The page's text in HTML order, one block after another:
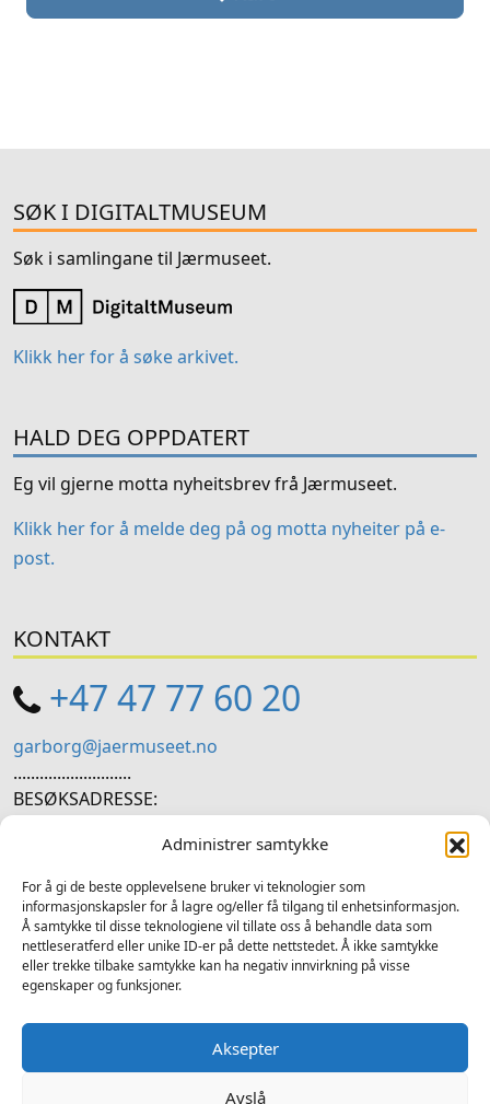
Administrer samtykke
For å gi de beste opplevelsene bruker vi teknologier som
informasjonskapsler for å lagre og/eller få tilgang til enhetsinformasjon.
Å samtykke til disse teknologiene vil tillate oss å behandle data som
nettleseratferd eller unike ID-er på dette nettstedet. Å ikke samtykke
eller trekke tilbake samtykke kan ha negativ innvirkning på visse
egenskaper og funksjoner.
Aksepter
Avslå
SØK I DIGITALTMUSEUM
Søk i samlingane til Jærmuseet.
Klikk her for å søke arkivet.
HALD DEG OPPDATERT
Eg vil gjerne motta nyheitsbrev frå Jærmuseet.
Klikk her for å melde deg på og motta nyheiter på e-
post.
KONTAKT
+47 47 77 60 20
garborg@jaermuseet.no
...........................
BESØKSADRESSE:
SOSIALE MEDIER
Følg oss på sosiale medium for nyheiter og tilbod
FacebookInstagram